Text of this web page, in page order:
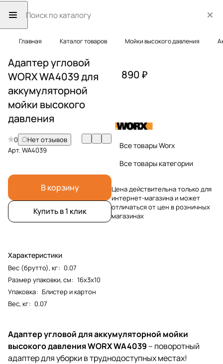
Главная Каталог товаров Мойки высокого давления
Адаптер угловой
WORX WA4039 для
аккумуляторной
мойки высокого
давления
0
Нет отзывов
Арт.WA4039
В корзину
Купить в 1 клик
Характеристики
Вес (брутто), кг: 0.07
Размер упаковки, см: 16х3х10
Упаковка: Блистер и картон
Вес, кг: 0.07
890 ₽
Все товары Worx
Все товары категории
Цена действительна только для
интернет-магазина и может
отличаться от цен в розничных
магазинах
Адаптер угловой для аккумуляторной мойки
высокого давления WORX WA4039 – поворотный
адаптер для уборки в труднодоступных местах!